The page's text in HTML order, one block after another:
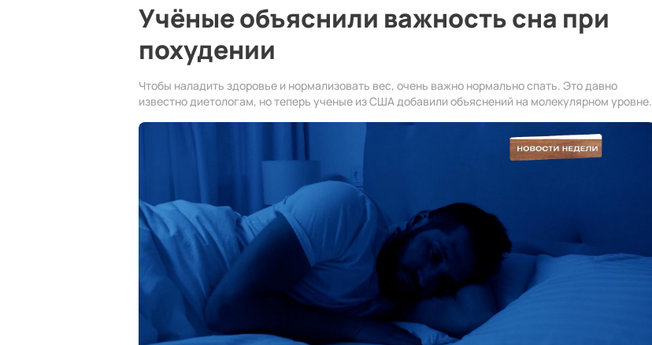
Учёные объяснили важность сна при
похудении
Чтобы наладить здоровье и нормализовать вес, очень важно нормально спать. Это давно
известно диетологам, но теперь ученые из США добавили объяснений на молекулярном уровне.